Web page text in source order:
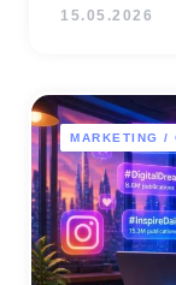
15.05.2026
MARKETING /